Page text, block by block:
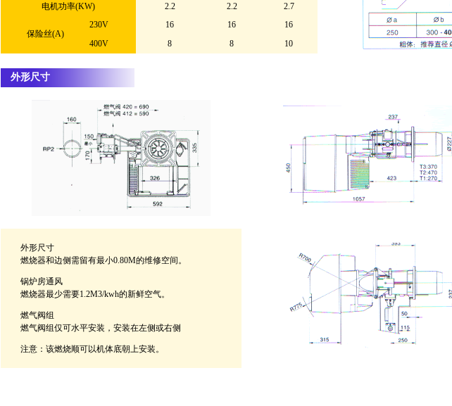
电机功率(KW)
2.2 2.2 2.7
保险丝(A)
230V 16 16
16
400V
8 8 10
外形尺寸
外形尺寸
燃烧器和边侧需留有最小0.80M的维修空间。
锅炉房通风
燃烧器最少需要1.2M3/kwh的新鲜空气。
燃气阀组
燃气阀组仅可水平安装，安装在左侧或右侧
注意：该燃烧顺可以机体底朝上安装。